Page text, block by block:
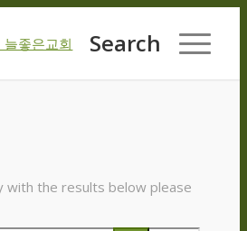
Search
with the results below please